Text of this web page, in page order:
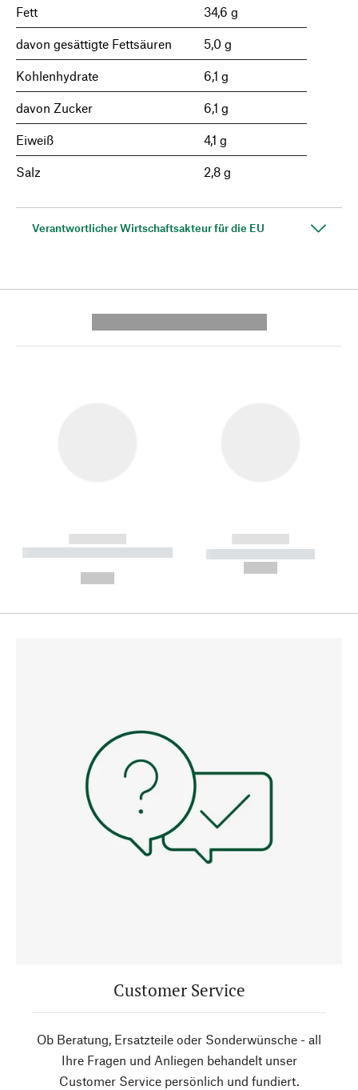
Fett 34,6 g
davon gesättigte Fettsäuren 5,0 g
Kohlenhydrate 6,1 g
davon Zucker 6,1 g
Eiweiß 4,1 g
Salz 2,8 g
Verantwortlicher Wirtschaftsakteur für die EU
------------
----------- ----------- --------
------------
----------- -----------
Customer Service
Ob Beratung, Ersatzteile oder Sonderwünsche - all
Ihre Fragen und Anliegen behandelt unser
Customer Service persönlich und fundiert.